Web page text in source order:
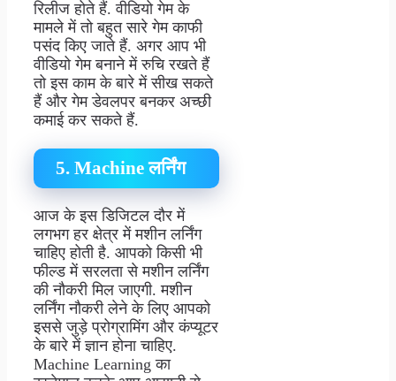
रिलीज होते हैं. वीडियो गेम के
मामले में तो बहुत सारे गेम काफी
पसंद किए जाते हैं. अगर आप भी
वीडियो गेम बनाने में रुचि रखते हैं
तो इस काम के बारे में सीख सकते
हैं और गेम डेवलपर बनकर अच्छी
कमाई कर सकते हैं.
5. Machine लर्निंग
आज के इस डिजिटल दौर में
लगभग हर क्षेत्र में मशीन लर्निंग
चाहिए होती है. आपको किसी भी
फील्ड में सरलता से मशीन लर्निंग
की नौकरी मिल जाएगी. मशीन
लर्निंग नौकरी लेने के लिए आपको
इससे जुड़े प्रोग्रामिंग और कंप्यूटर
के बारे में ज्ञान होना चाहिए.
Machine Learning का